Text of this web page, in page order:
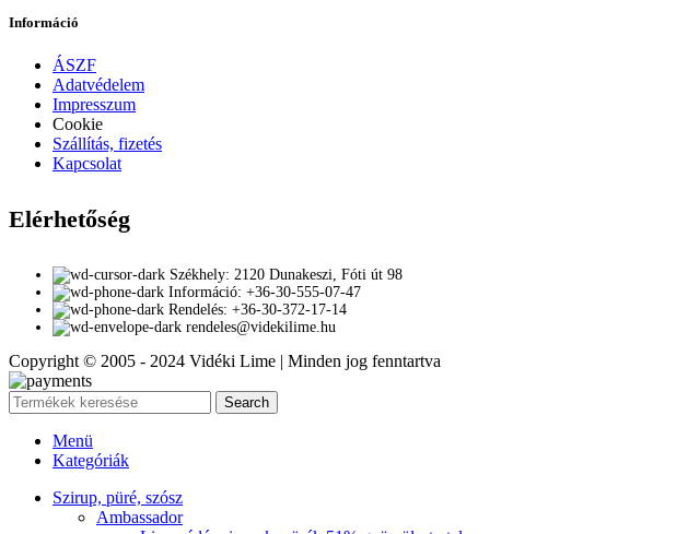
Információ
ÁSZF
Adatvédelem
Impresszum
Cookie
Szállítás, fizetés
Kapcsolat
Elérhetőség
Székhely: 2120 Dunakeszi, Fóti út 98
Információ: +36-30-555-07-47
Rendelés: +36-30-372-17-14
rendeles@videkilime.hu
Copyright © 2005 - 2024 Vidéki Lime | Minden jog fenntartva
Search
Menü
Kategóriák
Szirup, püré, szósz
Ambassador